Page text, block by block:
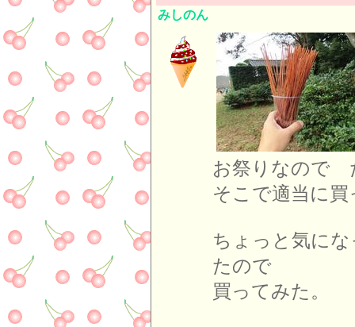
みしのん
お祭りなので
そこで適当に
ちょっと気に
たので
買ってみた。